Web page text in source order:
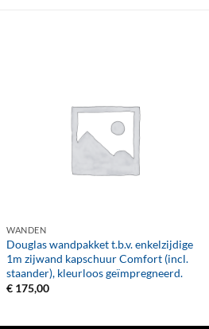
WANDEN
Douglas wandpakket t.b.v. enkelzijdige
1m zijwand kapschuur Comfort (incl.
staander), kleurloos geïmpregneerd.
€ 175,00